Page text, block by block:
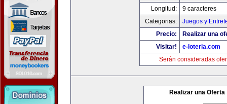
Longitud:
9 caracteres
Categorias:
Juegos y
Precio:
Realizar una
Visitar!
e-loteria.com
Serán consideradas
Realizar una Oferta